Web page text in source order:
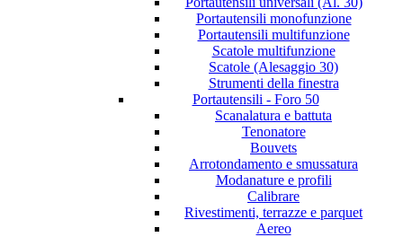
Portautensili monofunzione
Portautensili multifunzione
Scatole multifunzione
Scatole (Alesaggio 30)
Strumenti della finestra
Portautensili - Foro 50
Scanalatura e battuta
Tenonatore
Bouvets
Arrotondamento e smussatura
Modanature e profili
Calibrare
Rivestimenti, terrazze e parquet
Aereo